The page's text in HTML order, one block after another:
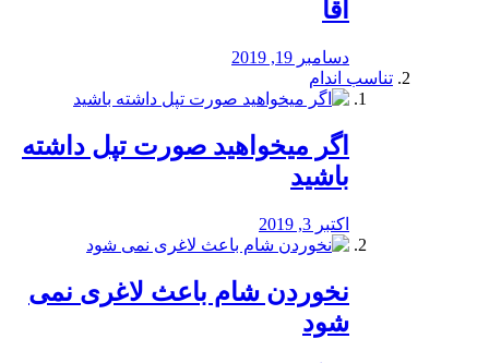
آقا
دسامبر 19, 2019
تناسب اندام
اگر میخواهید صورت تپل داشته
باشید
اکتبر 3, 2019
نخوردن شام باعث لاغری نمی
‌شود